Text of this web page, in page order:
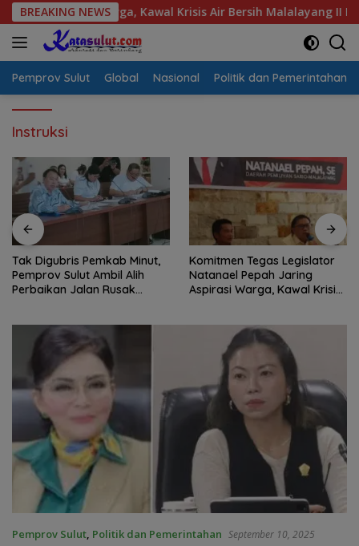
Langsung
ke
konten
BREAKING NEWS
Warga, Kawal Krisis Air Bersih Malalayang II Hingga
Pemprov Sulut Global Nasional Politik dan Pemerintahan
Instruksi
Tak Digubris Pemkab Minut,
Pemprov Sulut Ambil Alih
Perbaikan Jalan Rusak
Komitmen Tegas Legislator
Natanael Pepah Jaring
Aspirasi Warga, Kawal Krisis
Infrastruktur
Pemprov Sulut, Politik dan Pemerintahan September 10, 2025